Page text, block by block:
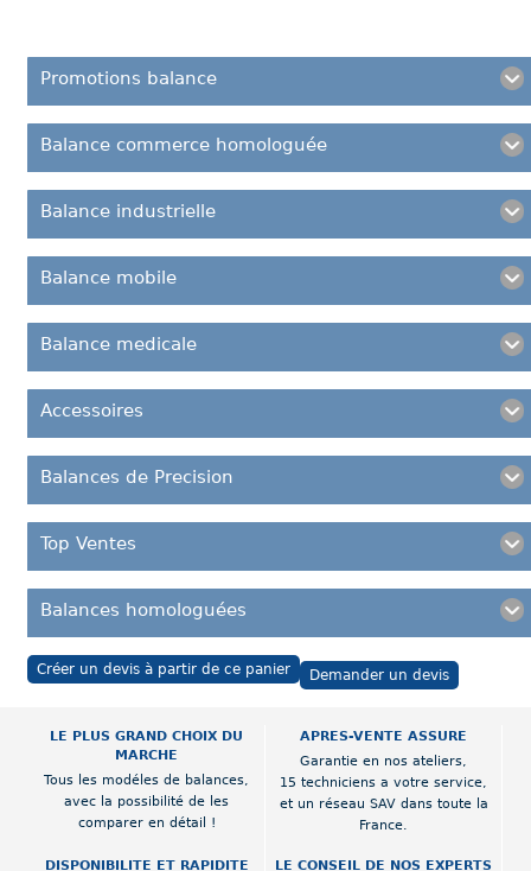
Promotions balance
Balance commerce homologuée
Balance industrielle
Balance mobile
Balance medicale
Accessoires
Balances de Precision
Top Ventes
Balances homologuées
Créer un devis à partir de ce panier Demander un devis
LE PLUS GRAND CHOIX DU
MARCHE
Tous les modéles de balances,
avec la possibilité de les
comparer en détail !
APRES-VENTE ASSURE
Garantie en nos ateliers,
15 techniciens a votre service,
et un réseau SAV dans toute la
France.
DISPONIBILITE ET RAPIDITE
LE CONSEIL DE NOS EXPERTS